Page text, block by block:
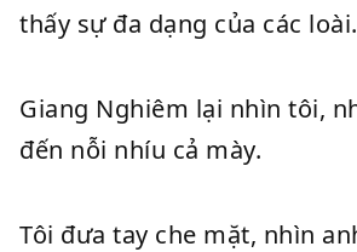
thấy sự đa dạng của các loài.
Giang Nghiêm lại nhìn tôi,
đến nỗi nhíu cả mày.
Tôi đưa tay che mặt, nhìn